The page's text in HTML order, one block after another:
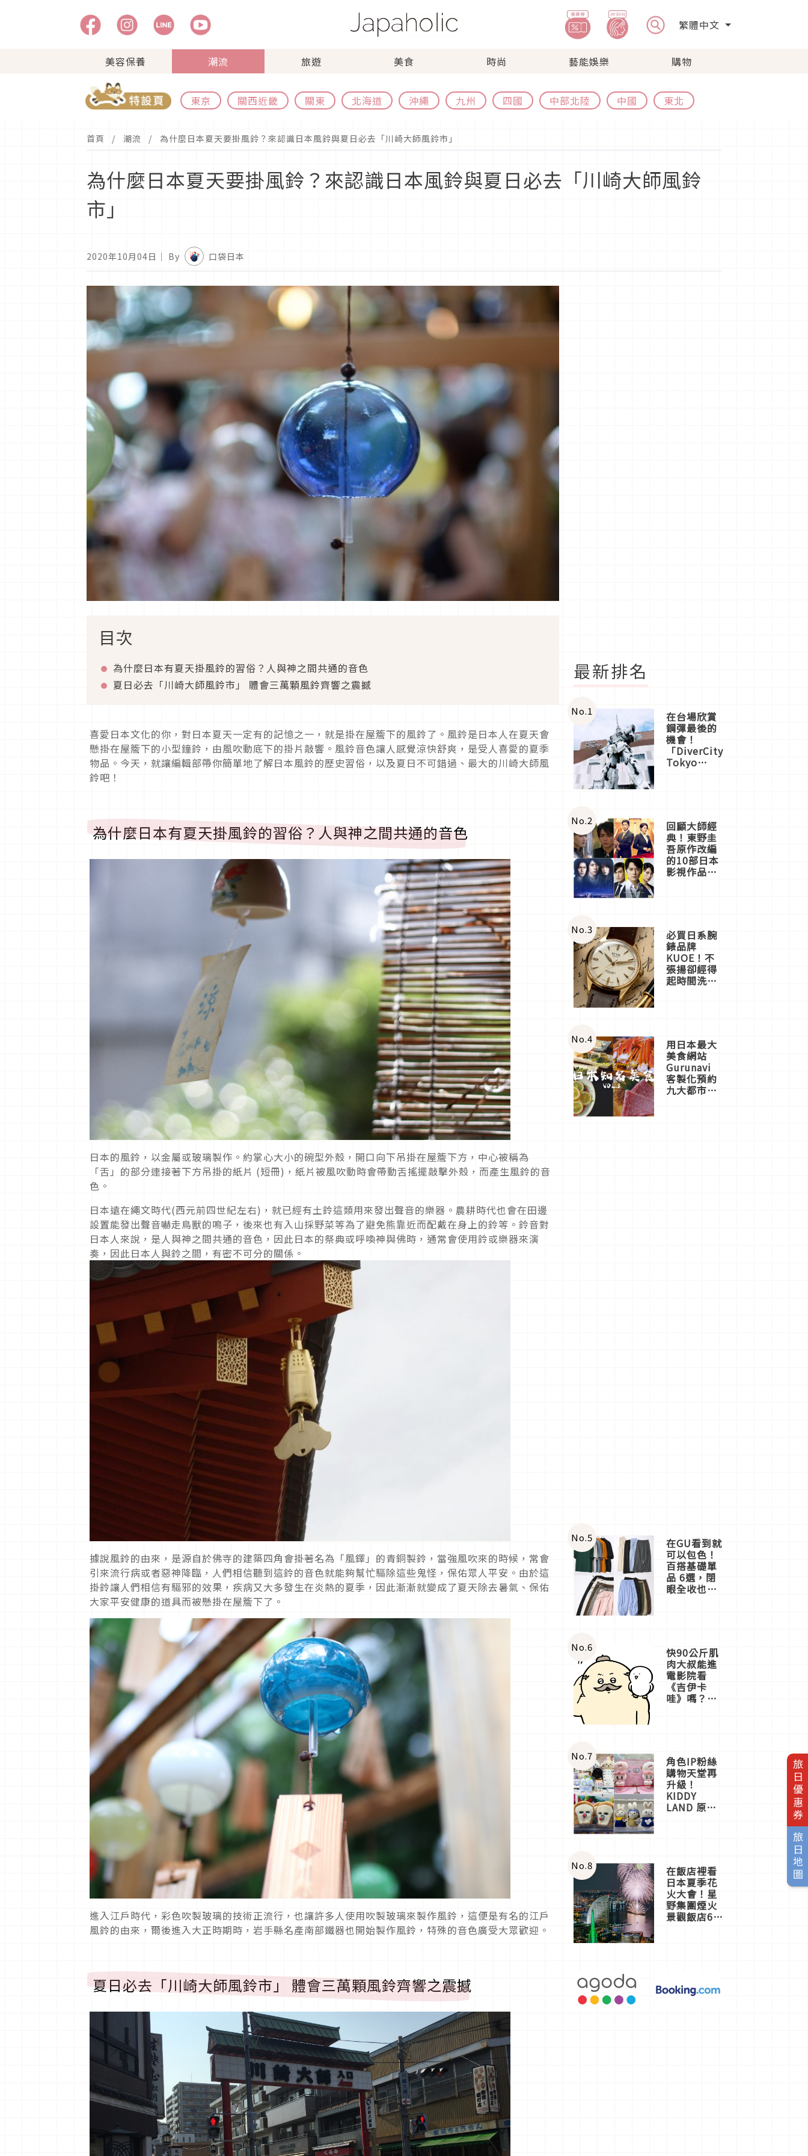
繁體中文
美容保養 潮流 旅遊 美食 時尚 藝能娛樂 購物
東京 關西近畿 關東 北海道 沖繩 九州 四國 中部北陸 中國 東北
旅日優惠券
旅日地圖
首頁 潮流 為什麼日本夏天要掛風鈴？來認識日本風鈴與夏日必去「川崎大師風鈴市」
為什麼日本夏天要掛風鈴？來認識日本風鈴與夏日必去「川崎大師風鈴
市」
2020年10月04日 ｜ By 口袋日本
目次
為什麼日本有夏天掛風鈴的習俗？人與神之間共通的音色
夏日必去「川崎大師風鈴市」 體會三萬顆風鈴齊響之震撼
喜愛日本文化的你，對日本夏天一定有的記憶之一，就是掛在屋簷下的風鈴了。風鈴是日本人在夏天會
懸掛在屋簷下的小型鐘鈴，由風吹動底下的掛片敲響。風鈴音色讓人感覺涼快舒爽，是受人喜愛的夏季
物品。今天，就讓編輯部帶你簡單地了解日本風鈴的歷史習俗，以及夏日不可錯過、最大的川崎大師風
鈴吧！
為什麼日本有夏天掛風鈴的習俗？人與神之間共通的音色
日本的風鈴，以金屬或玻璃製作。約掌心大小的碗型外殼，開口向下吊掛在屋簷下方，中心被稱為
「舌」的部分連接著下方吊掛的紙片 (短冊)，紙片被風吹動時會帶動舌搖擺敲擊外殼，而產生風鈴的音
色。
日本遠在繩文時代(西元前四世紀左右)，就已經有土鈴這類用來發出聲音的樂器。農耕時代也會在田邊
設置能發出聲音嚇走鳥獸的鳴子，後來也有入山採野菜等為了避免熊靠近而配戴在身上的鈴等。鈴音對
日本人來說，是人與神之間共通的音色，因此日本的祭典或呼喚神與佛時，通常會使用鈴或樂器來演
奏，因此日本人與鈴之間，有密不可分的關係。
據說風鈴的由來，是源自於佛寺的建築四角會掛著名為「風鐸」的青銅製鈴，當強風吹來的時候，常會
引來流行病或者惡神降臨，人們相信聽到這鈴的音色就能夠幫忙驅除這些鬼怪，保佑眾人平安。由於這
掛鈴讓人們相信有驅邪的效果，疾病又大多發生在炎熱的夏季，因此漸漸就變成了夏天除去暑氣、保佑
大家平安健康的道具而被懸掛在屋簷下了。
進入江戶時代，彩色吹製玻璃的技術正流行，也讓許多人使用吹製玻璃來製作風鈴，這便是有名的江戶
風鈴的由來，爾後進入大正時期時，岩手縣名產南部鐵器也開始製作風鈴，特殊的音色廣受大眾歡迎。
夏日必去「川崎大師風鈴市」 體會三萬顆風鈴齊響之震撼
最新排名
No.1 在台場欣賞
鋼彈最後的
機會！
「DiverCity
Tokyo
體驗
No.2 回顧大師經
典！東野圭
吾原作改編
的10部日本
影視作品推
No.3 必買日系腕
錶品牌
KUOE！不
張揚卻經得
起時間洗鍊
No.4 用日本最大
美食網站
Gurunavi
客製化預約
九大都市餐
No.5 在GU看到就
可以包色！
百搭基礎單
品 6選，閉
眼全收也不
No.6 快90公斤肌
肉大叔能進
電影院看
《吉伊卡
哇》嗎？日
一同給出了
答案
No.7 角色IP粉絲
購物天堂再
升級！
KIDDY
LAND 原宿
店3分即達
No.8 在飯店裡看
日本夏季花
火大會！星
野集團煙火
景觀飯店6